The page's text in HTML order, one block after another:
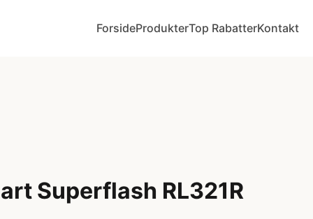
ForsideProdukterTop RabatterKontakt
Superflash RL321R